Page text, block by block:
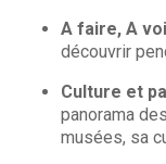
A faire, A
découvrir
Culture et
panorama
musées, sa